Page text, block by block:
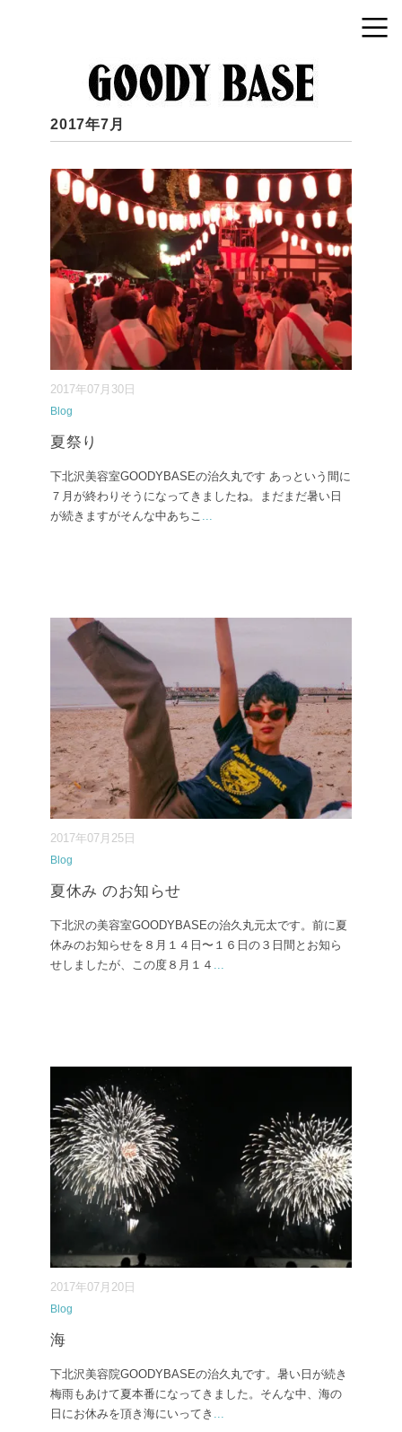
2017年7月
2017年07月30日
Blog
夏祭り
下北沢美容室GOODYBASEの治久丸です あっという間に
７月が終わりそうになってきましたね。まだまだ暑い日
が続きますがそんな中あちこ ...
2017年07月25日
Blog
夏休み のお知らせ
下北沢の美容室GOODYBASEの治久丸元太です。前に夏
休みのお知らせを８月１４日〜１６日の３日間とお知ら
せしましたが、この度８月１４ ...
2017年07月20日
Blog
海
下北沢美容院GOODYBASEの治久丸です。暑い日が続き
梅雨もあけて夏本番になってきました。そんな中、海の
日にお休みを頂き海にいってき ...